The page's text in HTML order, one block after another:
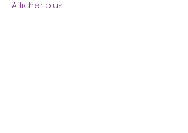
Afficher plus